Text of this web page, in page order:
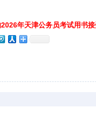
年天津公务员考试用书